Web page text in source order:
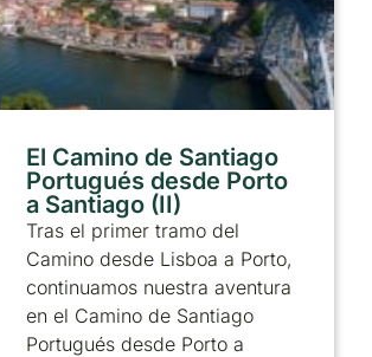
El Camino de Santiago
Portugués desde Porto
a Santiago (II)
Tras el primer tramo del
Camino desde Lisboa a Porto,
continuamos nuestra aventura
en el Camino de Santiago
Portugués desde Porto a